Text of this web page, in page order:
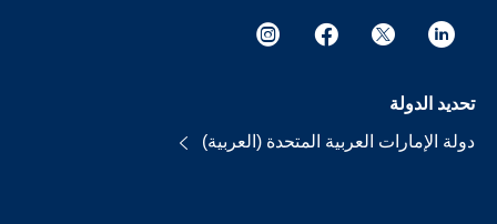
تحديد الدولة
دولة الإمارات العربية المتحدة (العربية)